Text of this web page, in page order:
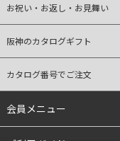
お祝い・お返し・お見舞い
阪神のカタログギフト
カタログ番号でご注文
会員メニュー